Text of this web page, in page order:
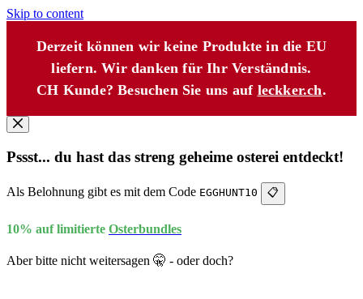
Skip to content
Derzeit können wir keine Produkte in die EU
liefern. Wir danken für Ihr Verständnis.
CH Kunde? Besuchen Sie uns auf leckker.ch.
Pssst... du hast das streng geheime osterei entdeckt!
Als Belohnung gibt es mit dem Code EGGHUNT10 📋
10% auf limitierte Osterbundles
Aber bitte nicht weitersagen 🤫 - oder doch?